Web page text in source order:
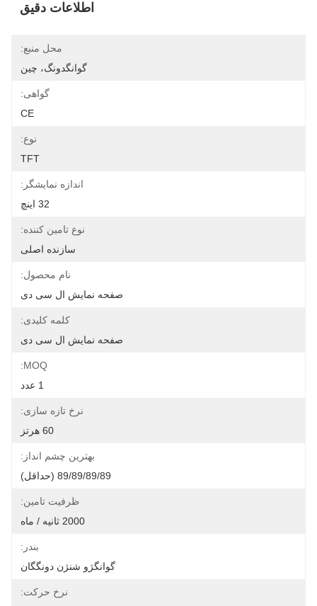
اطلاعات دقیق
محل منبع:
گوانگدونگ، چین
گواهی:
CE
نوع:
TFT
اندازه نمایشگر:
32 اینچ
نوع تامین کننده:
سازنده اصلی
نام محصول:
صفحه نمایش ال سی دی
کلمه کلیدی:
صفحه نمایش ال سی دی
MOQ:
نرخ تازه سازی:
60 هرتز
بهترین چشم انداز:
89/89/89/89 (حداقل)
ظرفیت تامین:
2000 ثانیه / ماه
بندر:
گوانگژو شنژن دونگگان
نرخ حرکت: